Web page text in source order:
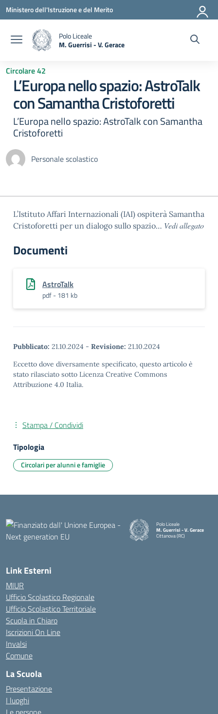
Vai ai contenuti
Vai al menu di navigazione
Vai al footer
Ministero dell'Istruzione e del Merito
Polo Liceale
M. Guerrisi - V. Gerace
Circolare 42
L’Europa nello spazio: AstroTalk
con Samantha Cristoforetti
L’Europa nello spazio: AstroTalk con Samantha
Cristoforetti
Personale scolastico
L’Istituto Affari Internazionali (IAI) ospiterà Samantha
Cristoforetti per un dialogo sullo spazio… Vedi allegato
Documenti
AstroTalk
pdf - 181 kb
Pubblicato: 21.10.2024 - Revisione: 21.10.2024
Eccetto dove diversamente specificato, questo articolo è
stato rilasciato sotto Licenza Creative Commons
Attribuzione 4.0 Italia.
Stampa / Condividi
Tipologia
Circolari per alunni e famiglie
Polo Liceale
M. Guerrisi - V. Gerace
Cittanova (RC)
Link Esterni
MIUR
Ufficio Scolastico Regionale
Ufficio Scolastico Territoriale
Scuola in Chiaro
Iscrizioni On Line
Invalsi
Comune
La Scuola
Presentazione
I luoghi